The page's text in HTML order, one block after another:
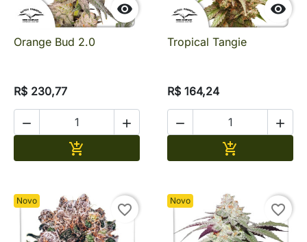

Orange Bud 2.0
R$ 230,77
 


Tropical Tangie
R$ 164,24
 

Novo
favorite_border
Novo
favorite_border